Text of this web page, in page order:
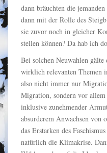
dann bräuchten die
dann mit der Rolle des
sie zuvor noch in gleicher
stellen können? Da hab ich
Bei solchen Neuwahlen
wirklich relevanten Themen
also nicht immer nur
Migration, sondern vor
inklusive zunehmender
absurderem Anwachsen von
das Erstarken des
natürlich die Klimakrise.